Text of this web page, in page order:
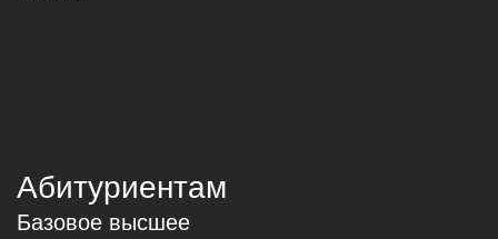
Конкурсы и конференции
Документы
Политика в области
качества